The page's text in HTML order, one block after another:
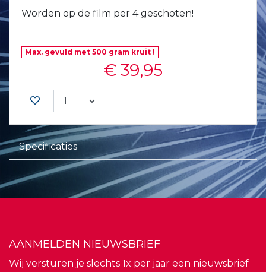
Worden op de film per 4 geschoten!
Max. gevuld met 500 gram kruit !
€ 39,95
Specificaties
AANMELDEN NIEUWSBRIEF
Wij versturen je slechts 1x per jaar een nieuwsbrief